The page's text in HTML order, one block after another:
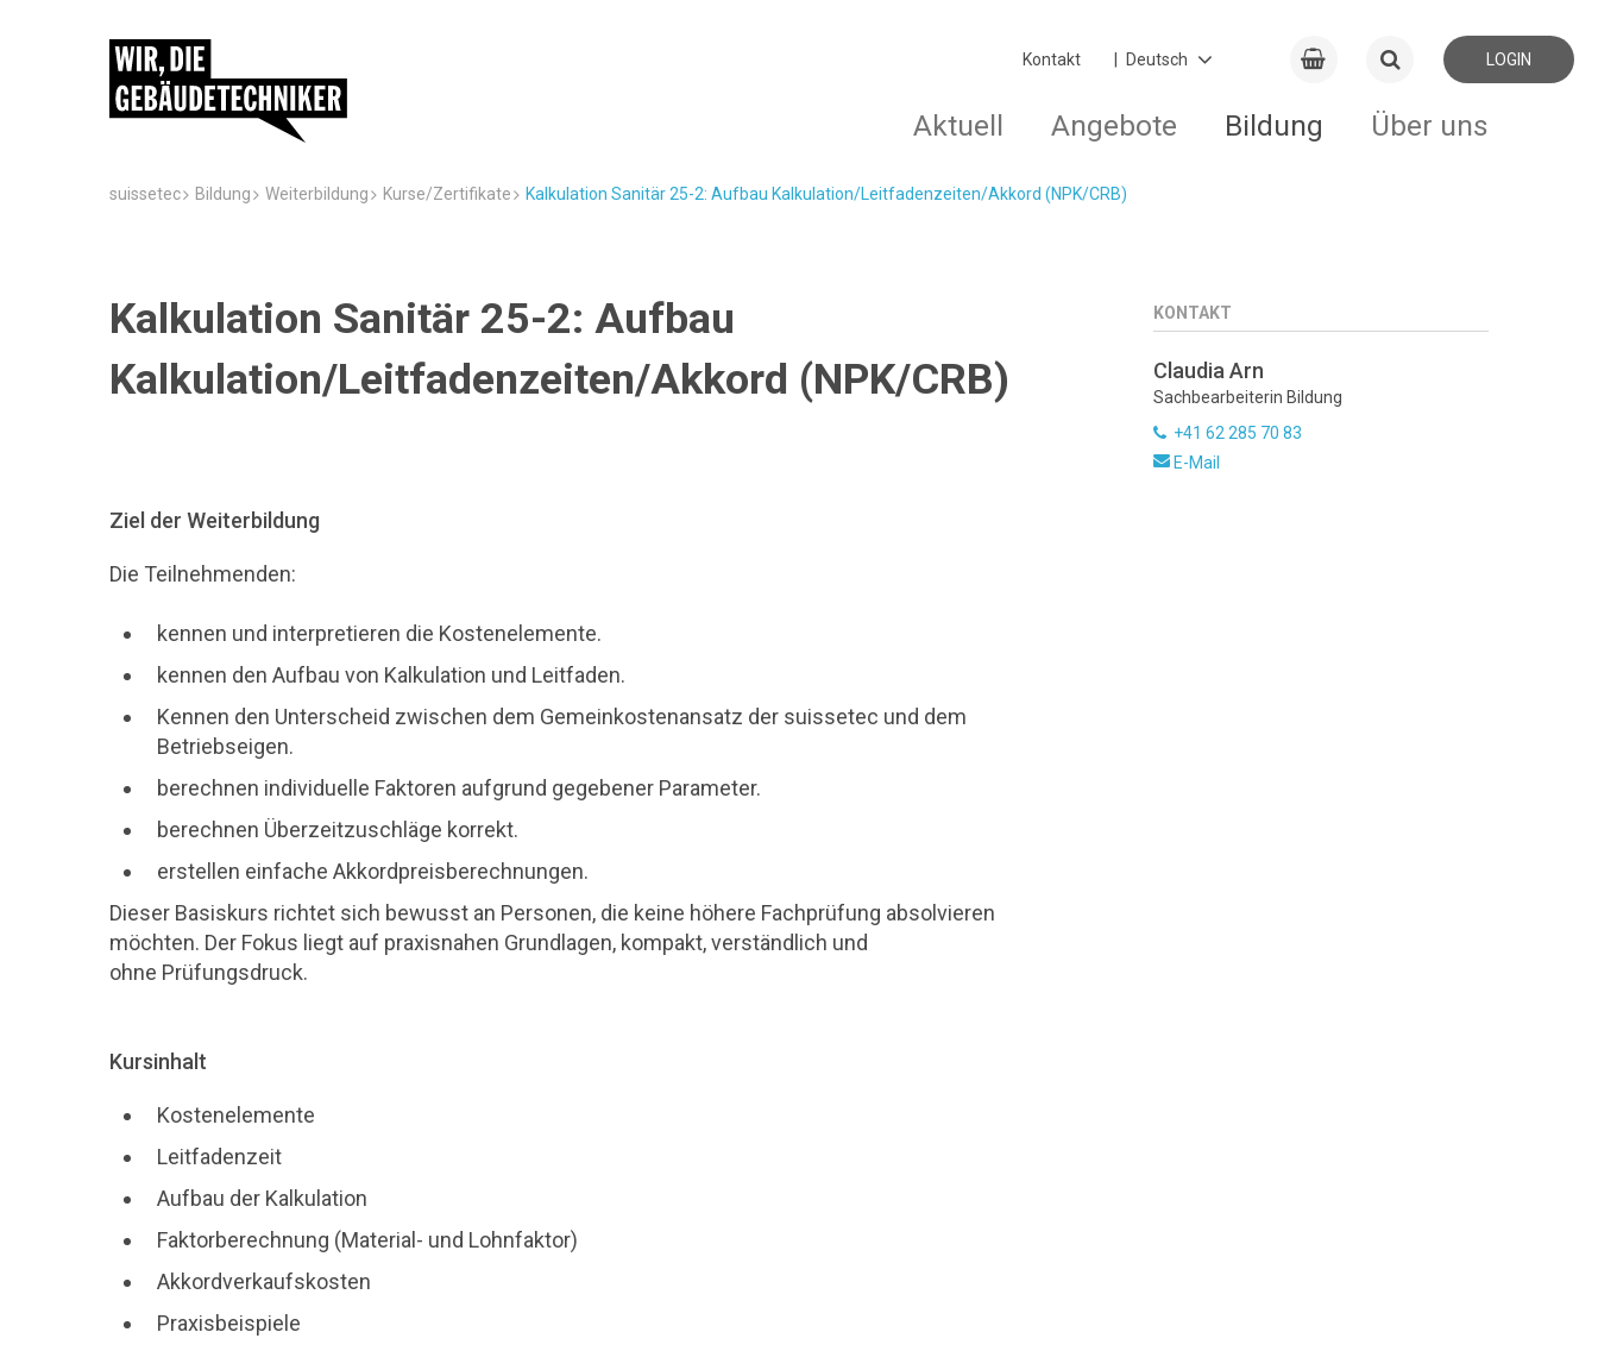
Kontakt LOGIN
Aktuell Angebote Bildung Über uns
suissetec Bildung Weiterbildung Kurse/Zertifikate Kalkulation Sanitär 25-2: Aufbau Kalkulation/Leitfadenzeiten/Akkord (NPK/CRB)
Kalkulation Sanitär 25-2: Aufbau
Kalkulation/Leitfadenzeiten/Akkord (NPK/CRB)
Ziel der Weiterbildung
Die Teilnehmenden:
kennen und interpretieren die Kostenelemente.
kennen den Aufbau von Kalkulation und Leitfaden.
Kennen den Unterscheid zwischen dem Gemeinkostenansatz der suissetec und dem
Betriebseigen.
berechnen individuelle Faktoren aufgrund gegebener Parameter.
berechnen Überzeitzuschläge korrekt.
erstellen einfache Akkordpreisberechnungen.
Dieser Basiskurs richtet sich bewusst an Personen, die keine höhere Fachprüfung absolvieren
möchten. Der Fokus liegt auf praxisnahen Grundlagen, kompakt, verständlich und
ohne Prüfungsdruck.
Kursinhalt
Kostenelemente
Leitfadenzeit
Aufbau der Kalkulation
Faktorberechnung (Material- und Lohnfaktor)
Akkordverkaufskosten
Praxisbeispiele
KONTAKT
Claudia Arn
Sachbearbeiterin Bildung
+41 62 285 70 83
E-Mail